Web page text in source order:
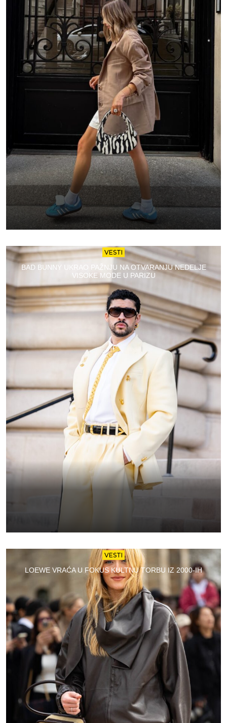
VESTI
BAD BUNNY UKRAO PAŽNJU NA OTVARANJU NEDELJE
VISOKE MODE U PARIZU
VESTI
LOEWE VRAĆA U FOKUS KULTNU TORBU IZ 2000-IH